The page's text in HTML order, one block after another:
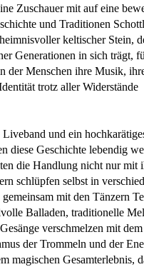
Zuschauer mit auf eine
und Traditionen
keltischer Stein,
Generationen in sich trägt,
der Menschen ihre Musik,
trotz aller Widerstände
und ein
diese Geschichte lebendig
die Handlung nicht nur mit
schlüpfen selbst in
mit den Tänzern
Balladen, traditionelle
verschmelzen mit dem
der Trommeln und der
magischen Gesamterlebnis,